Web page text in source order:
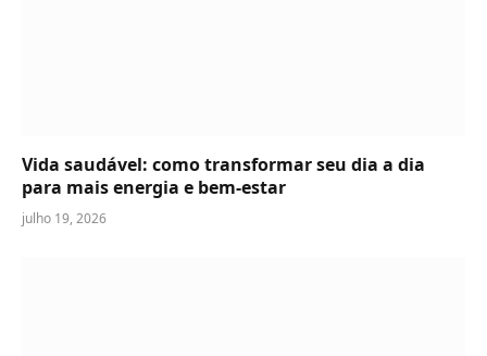
Vida saudável: como transformar seu dia a dia
para mais energia e bem-estar
julho 19, 2026